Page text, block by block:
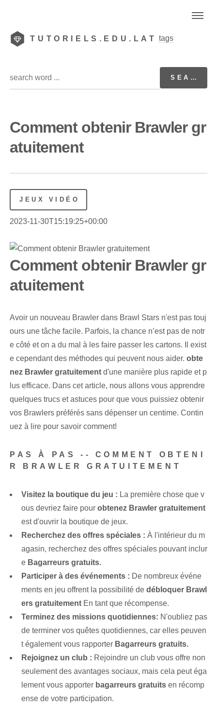
TUTORIELS.EDU.LAT tags
Comment obtenir Brawler gr
atuitement
JEUX VIDÉO
2023-11-30T15:19:25+00:00
Comment obtenir Brawler gr
atuitement
Avoir un nouveau Brawler dans Brawl Stars n'est pas touj
ours une tâche facile. Parfois, la chance n’est pas de notr
e côté et on a du mal à les faire passer les cartons. Il exist
e cependant des méthodes qui peuvent nous aider. obte
nez ⁤Brawler gratuitement d'une manière plus rapide et p
lus efficace. Dans cet article, nous allons vous apprendre
quelques trucs et astuces pour que vous puissiez obtenir
vos Brawlers préférés sans dépenser un centime. Contin
uez à lire pour savoir comment!
PAS À PAS -- COMMENT OBTENI
R BRAWLER GRATUITEMENT
Visitez la boutique du jeu : La première chose⁤ que v
ous devriez faire pour obtenez Brawler gratuitement
est d'ouvrir la boutique de jeux.
Recherchez des offres spéciales : À l'intérieur du m
agasin, recherchez des offres spéciales pouvant inclur
e Bagarreurs gratuits.
Participer à des événements : ‍De nombreux événe
ments en jeu offrent la possibilité de débloquer‌ Brawl
ers gratuitement En tant que récompense.
Terminez des missions quotidiennes: N'oubliez pas
de terminer vos quêtes quotidiennes, car elles peuven
t également vous rapporter Bagarreurs gratuits.
Rejoignez un⁢ club : Rejoindre un club vous offre non
seulement des avantages sociaux, mais cela peut éga
lement vous apporter bagarreurs gratuits ⁢en récomp
ense de votre participation.